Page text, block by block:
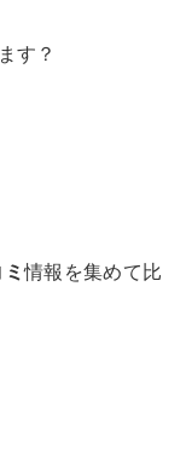
す？
ミ情報を集めて比